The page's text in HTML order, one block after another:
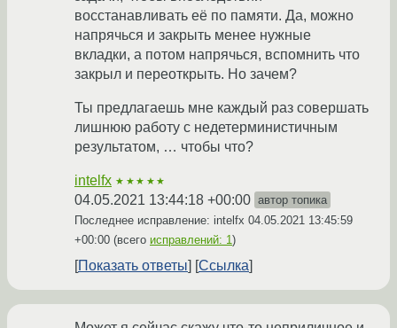
восстанавливать её по памяти. Да, можно
напрячься и закрыть менее нужные
вкладки, а потом напрячься, вспомнить что
закрыл и переоткрыть. Но зачем?
Ты предлагаешь мне каждый раз совершать
лишнюю работу с недетерминистичным
результатом, … чтобы что?
intelfx ★★★★★
04.05.2021 13:44:18 +00:00 автор топика
Последнее исправление: intelfx 04.05.2021 13:45:59
+00:00 (всего исправлений: 1)
Показать ответы Ссылка